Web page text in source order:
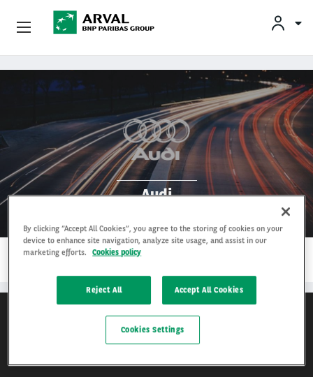
Overslaan en naar de inhoud gaan
Audi
1…
Zakelijk Leasen
Occasions
Over Arval
By clicking “Accept All Cookies”, you agree to the storing of cookies on your
device to enhance site navigation, analyze site usage, and assist in our
marketing efforts.
Cookies policy
Reject All Accept All Cookies
Cookies Settings